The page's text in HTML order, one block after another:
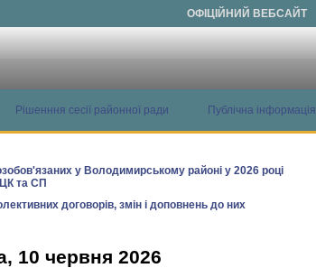
ОФІЦІЙНИЙ ВЕБСАЙТ
Рішенння сесії районної ради
Публічна інформація
у Володимирському районі у 2026 році
та СП
договорів, змін і доповнень до них
10 червня 2026